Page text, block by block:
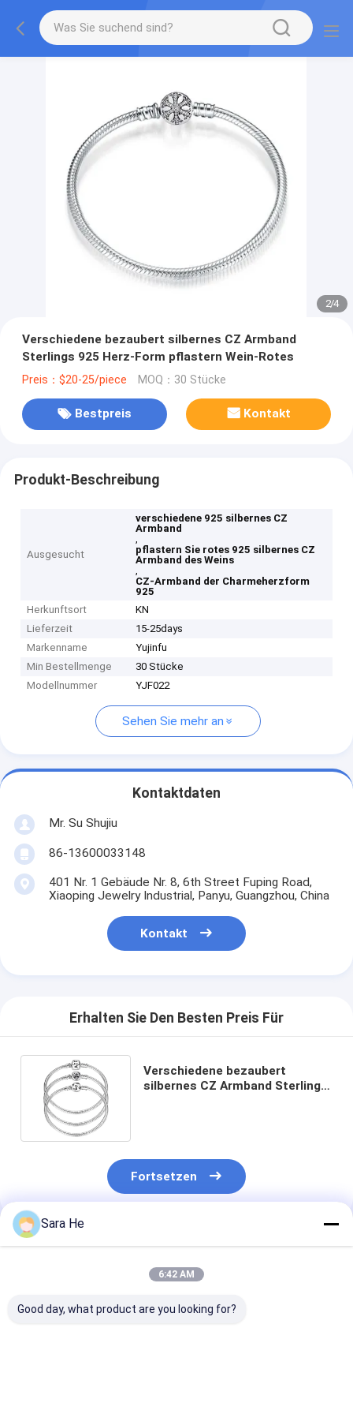
2/4
Verschiedene bezaubert silbernes CZ Armband
Sterlings 925 Herz-Form pflastern Wein-Rotes
Preis：$20-25/piece MOQ：30 Stücke
Bestpreis Kontakt
Produkt-Beschreibung
Ausgesucht
verschiedene 925 silbernes CZ
Armband
,
pflastern Sie rotes 925 silbernes CZ
Armband des Weins
,
CZ-Armband der Charmeherzform
925
Herkunftsort
KN
Lieferzeit
15-25days
Markenname
Yujinfu
Min Bestellmenge
30 Stücke
Modellnummer
YJF022
Sehen Sie mehr an
Kontaktdaten
Mr. Su Shujiu
86-13600033148
401 Nr. 1 Gebäude Nr. 8, 6th Street Fuping Road,
Xiaoping Jewelry Industrial, Panyu, Guangzhou, China
Kontakt
Erhalten Sie Den Besten Preis Für
Verschiedene bezaubert
silbernes CZ Armband Sterlings
Fortsetzen
Empfohlene Produkte
Sara He
6:42 AM
Good day, what product are you looking for?